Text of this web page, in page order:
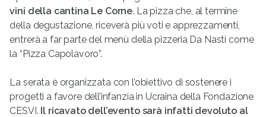
vini della cantina Le Corne. La pizza che, al termine
della degustazione, riceverà più voti e apprezzamenti,
entrerà a far parte del menù della pizzeria Da Nasti come
la “Pizza Capolavoro”.
La serata è organizzata con l’obiettivo di sostenere i
progetti a favore dell’infanzia in Ucraina della Fondazione
CESVI. Il ricavato dell’evento sarà infatti devoluto al